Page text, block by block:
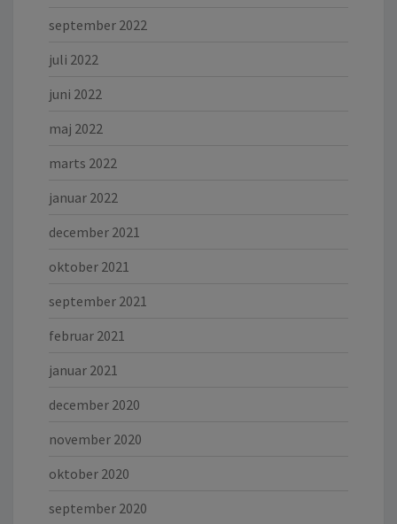
september 2022
juli 2022
juni 2022
maj 2022
marts 2022
januar 2022
december 2021
oktober 2021
september 2021
februar 2021
januar 2021
december 2020
november 2020
oktober 2020
september 2020